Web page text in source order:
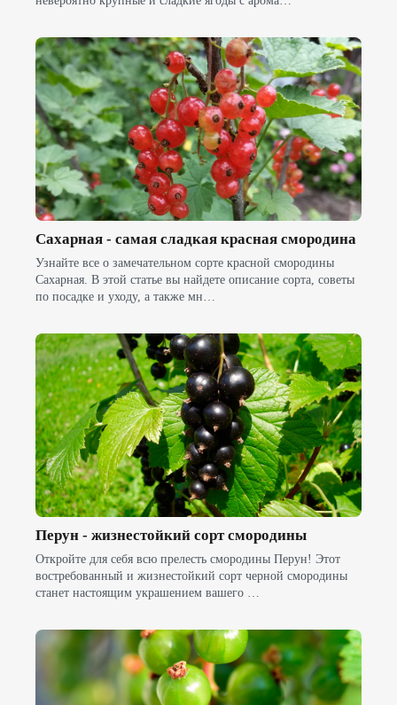
Сахарная - самая сладкая красная смородина
Узнайте все о замечательном сорте красной смородины
Сахарная. В этой статье вы найдете описание сорта, советы
по посадке и уходу, а также мн…
Перун - жизнестойкий сорт смородины
Откройте для себя всю прелесть смородины Перун! Этот
востребованный и жизнестойкий сорт черной смородины
станет настоящим украшением вашего …